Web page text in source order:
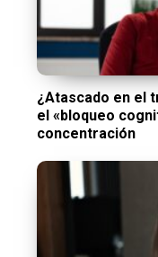
¿Atascado en el
el «bloqueo
concentración